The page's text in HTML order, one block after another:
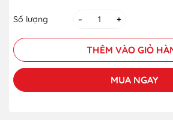
Số lượng – +
THÊM VÀO GIỎ
MUA NGAY